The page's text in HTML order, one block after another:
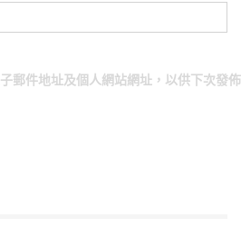
郵件地址及個人網站網址，以供下次發佈